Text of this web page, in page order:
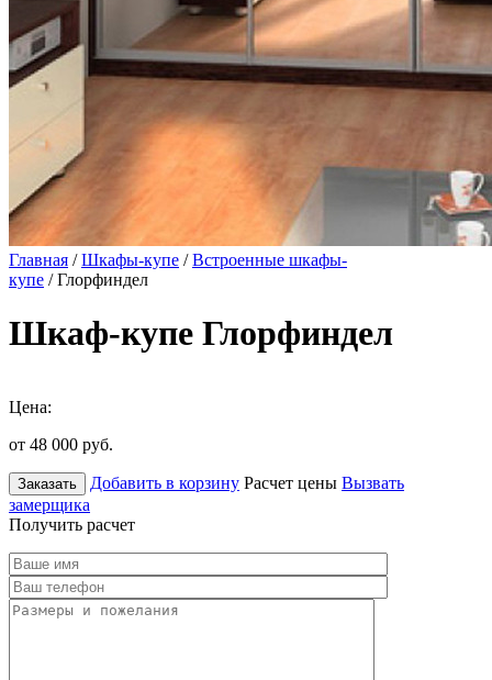
Главная /Шкафы-купе /Встроенные шкафы-
купе / Глорфиндел
Шкаф-купе Глорфиндел
Цена:
от 48 000 руб.
Заказать Добавить в корзину Расчет цены Вызвать
замерщика
Получить расчет